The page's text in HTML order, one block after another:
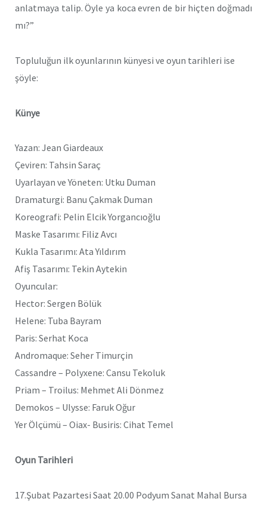
anlatmaya talip. Öyle ya koca evren de bir hiçten doğmadı
mı?”
Topluluğun ilk oyunlarının künyesi ve oyun tarihleri ise
şöyle:
Künye
Yazan: Jean Giardeaux
Çeviren: Tahsin Saraç
Uyarlayan ve Yöneten: Utku Duman
Dramaturgi: Banu Çakmak Duman
Koreografi: Pelin Elcik Yorgancıoğlu
Maske Tasarımı: Filiz Avcı
Kukla Tasarımı: Ata Yıldırım
Afiş Tasarımı: Tekin Aytekin
Oyuncular:
Hector: Sergen Bölük
Helene: Tuba Bayram
Paris: Serhat Koca
Andromaque: Seher Timurçin
Cassandre – Polyxene: Cansu Tekoluk
Priam – Troilus: Mehmet Ali Dönmez
Demokos – Ulysse: Faruk Oğur
Yer Ölçümü – Oiax- Busiris: Cihat Temel
Oyun Tarihleri
17.Şubat Pazartesi Saat 20.00 Podyum Sanat Mahal Bursa